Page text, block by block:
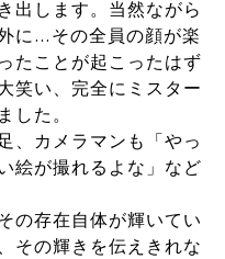
出します。当然ながら
に…その全員の顔が楽
たことが起こったはず
笑い、完全にミスター
した。
、カメラマンも「やっ
絵が撮れるよな」など
の存在自体が輝いてい
その輝きを伝えきれな